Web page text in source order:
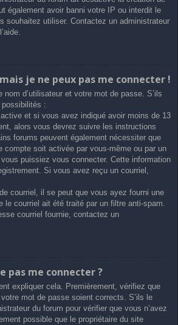
également avoir banni votre IP ou interdit le
souhaitez utiliser. Contactez un administrateur
je ne peux pas me connecter !
nom d’utilisateur et votre mot de passe. S’ils
:
et si vous avez indiqué avoir moins de 13
alors vous devrez suivre les instructions
forums peuvent également nécessiter que
compte soit activée par vous-même ou par un
puissiez vous connecter. Cette information
Si vous avez reçu un courriel,
courriel, il se peut que vous ayez fourni une
le courriel ait été traité par un filtre anti-spam.
courriel fournie, contactez un
pas me connecter ?
expliquer cela. Premièrement, vérifiez que
mot de passe soient corrects. S’ils le
du forum pour vérifier que vous n’avez
possible que le propriétaire du site